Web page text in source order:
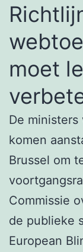
moet
De ministers
komen
Brussel om
Commissie
de publieke
European